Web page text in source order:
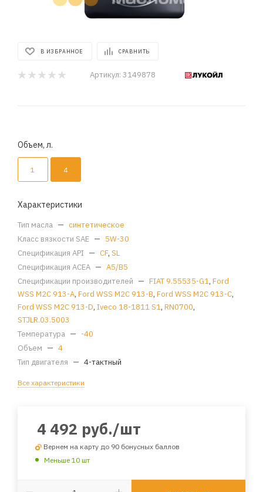
В ИЗБРАННОЕ СРАВНИТЬ
Артикул: 3149878
Объем, л.
1 4
Характеристики
Тип масла — синтетическое
Класс вязкости SAE — 5W-30
Спецификация API — CF, SL
Спецификация ACEA — A5/B5
Спецификации производителей — FIAT 9.55535-G1, Ford
WSS M2C 913-A, Ford WSS M2C 913-B, Ford WSS M2C 913-C,
Ford WSS M2C 913-D, Iveco 18-1811 S1, RN0700,
STJLR.03.5003
Температура — -40
Объем — 4
Тип двигателя — 4-тактный
Все характеристики
4 492 руб./шт
Вернем на карту до 90 бонусных баллов
Меньше 10 шт